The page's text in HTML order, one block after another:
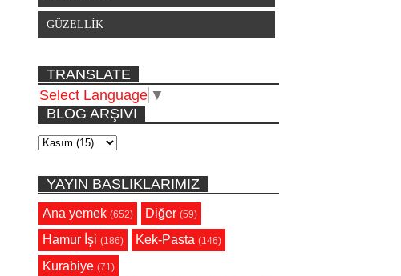
GÜZELLİK
TRANSLATE
Select Language ▼
BLOG ARŞIVI
YAYIN BASLIKLARIMIZ
Ana yemek (652) Diğer (59)
Hamur İşi (186) Kek-Pasta (146)
Kurabiye (71)